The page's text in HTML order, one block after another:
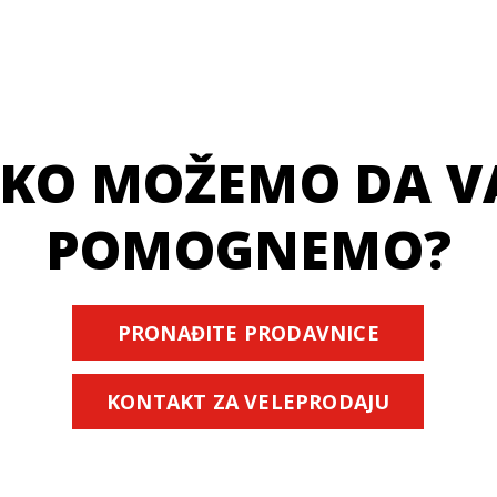
MOŽEMO DA
POMOGNEMO?
PRONAĐITE PRODAVNICE
KONTAKT ZA VELEPRODAJU